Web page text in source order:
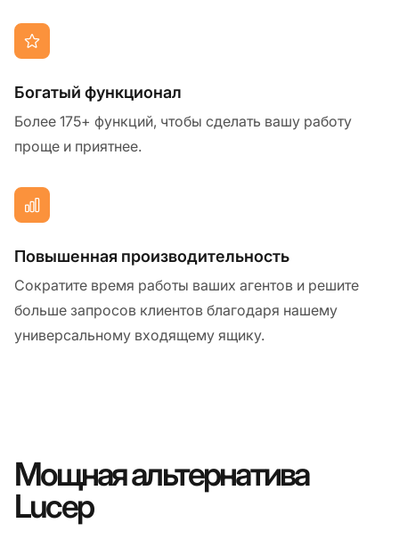
Богатый функционал
Более 175+ функций, чтобы сделать вашу работу
проще и приятнее.
Повышенная производительность
Сократите время работы ваших агентов и решите
больше запросов клиентов благодаря нашему
универсальному входящему ящику.
Мощная альтернатива
Lucep